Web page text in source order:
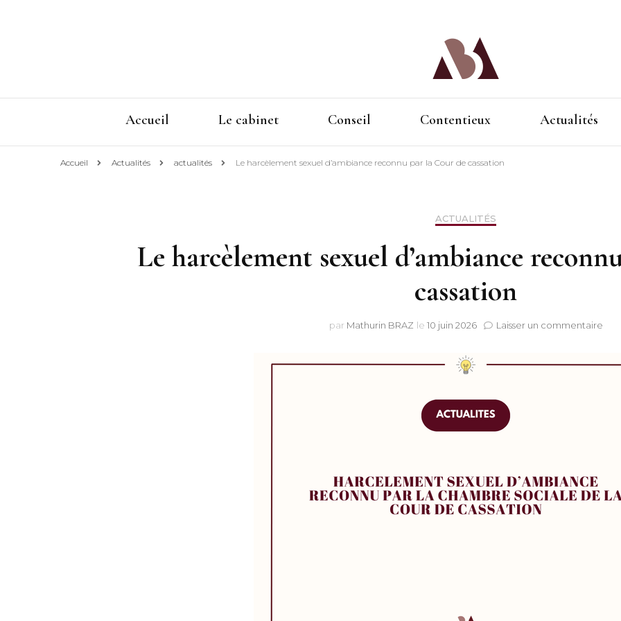
MB Avocat | Droit du
MB Avocat | Droit du travail à Toulouse
Accueil Le cabinet Conseil Contentieux Actualités
Accueil Actualités actualités Le harcèlement sexuel d’ambiance reconnu par la Cour de cassation
ACTUALITÉS
Le harcèlement sexuel d’ambiance
cassation
par Mathurin BRAZ le 10 juin 2026 Laisser un commentairesur